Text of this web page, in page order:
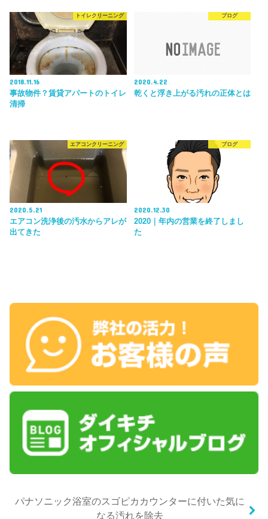
トイレクリーニング
2018.11.16
事故物件？賃貸アパートのトイレ
清掃
ブログ
2020.4.22
乾くと浮き上がる汚れの正体とは
エアコンクリーニング
2020.5.21
エアコン洗浄後の汚水からアレが
出てきた
ブログ
2020.12.30
2020｜年内の営業を終了しまし
た
パナソニック浴室のスゴピカカウンターに付いた気に
なる汚れを除去